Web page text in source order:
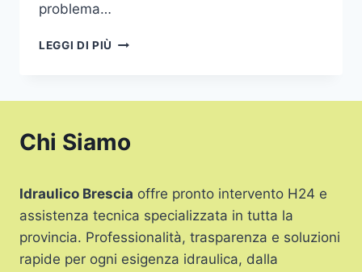
problema…
LEGGI DI PIÙ IDRAULICO
Chi Siamo
Idraulico Brescia offre pronto intervento H24 e
assistenza tecnica specializzata in tutta la
provincia. Professionalità, trasparenza e soluzioni
rapide per ogni esigenza idraulica, dalla